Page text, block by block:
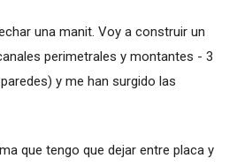
una manit. Voy a construir un
perimetrales y montantes - 3
y me han surgido las
que tengo que dejar entre placa y